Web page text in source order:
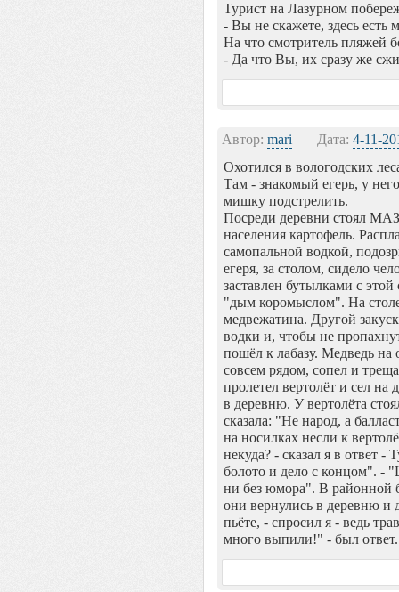
Турист на Лазурном
- Вы не скажете, здесь есть
На что смотритель пляжей
- Да что Вы, их сразу же
Автор: mari Дата: 4-11-
Охотился в вологодских
Там - знакомый егерь, у
мишку подстрелить.
Посреди деревни стоял
населения картофель.
самопальной водкой,
егеря, за столом, сидело
заставлен бутылками с
"дым коромыслом". На
медвежатина. Другой
водки и, чтобы не
пошёл к лабазу. Медведь
совсем рядом, сопел и
пролетел вертолёт и сел на
в деревню. У вертолёта
сказала: "Не народ, а
на носилках несли к
некуда? - сказал я в ответ -
болото и дело с концом".
ни без юмора". В районной
они вернулись в деревню
пьёте, - спросил я - ведь
много выпили!" - был ответ.